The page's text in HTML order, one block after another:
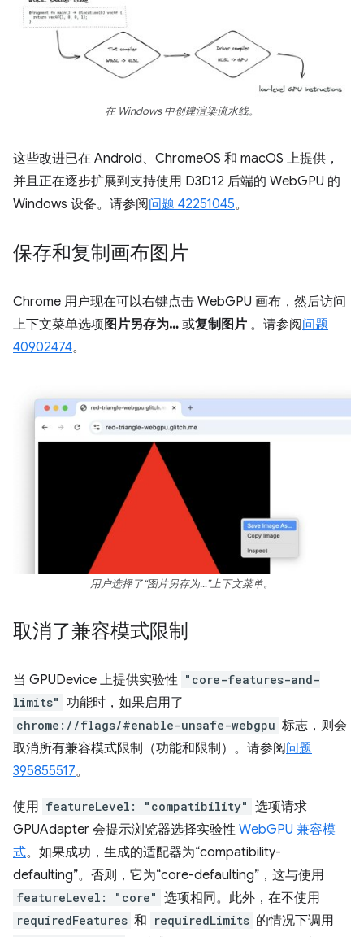
在 Windows 中创建渲染流水线。
这些改进已在 Android、ChromeOS 和 macOS 上提供，
并且正在逐步扩展到支持使用 D3D12 后端的 WebGPU 的
Windows 设备。请参阅问题 42251045。
保存和复制画布图片
Chrome 用户现在可以右键点击 WebGPU 画布，然后访问
上下文菜单选项 图片另存为… 或复制图片 。请参阅问题
40902474。
用户选择了“图片另存为…”上下文菜单。
取消了兼容模式限制
当 GPUDevice 上提供实验性 "core-features-and-
limits" 功能时，如果启用了
chrome://flags/#enable-unsafe-webgpu 标志，则会
取消所有兼容模式限制（功能和限制）。请参阅问题
395855517。
使用 featureLevel: "compatibility" 选项请求
GPUAdapter 会提示浏览器选择实验性 WebGPU 兼容模
式。如果成功，生成的适配器为“compatibility-
defaulting”。否则，它为“core-defaulting”，这与使用
featureLevel: "core" 选项相同。此外，在不使用
requiredFeatures 和 requiredLimits 的情况下调用